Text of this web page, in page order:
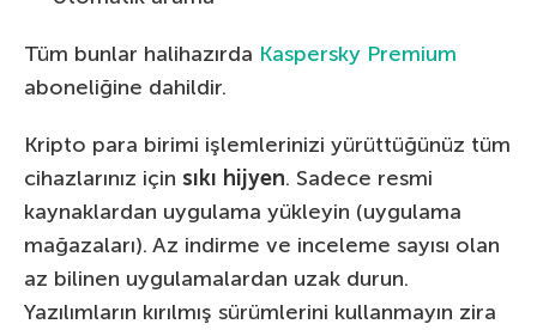
Tüm bunlar halihazırda Kaspersky Premium
aboneliğine dahildir.
Kripto para birimi işlemlerinizi yürüttüğünüz tüm
cihazlarınız için sıkı hijyen. Sadece resmi
kaynaklardan uygulama yükleyin (uygulama
mağazaları). Az indirme ve inceleme sayısı olan
az bilinen uygulamalardan uzak durun.
Yazılımların kırılmış sürümlerini kullanmayın zira